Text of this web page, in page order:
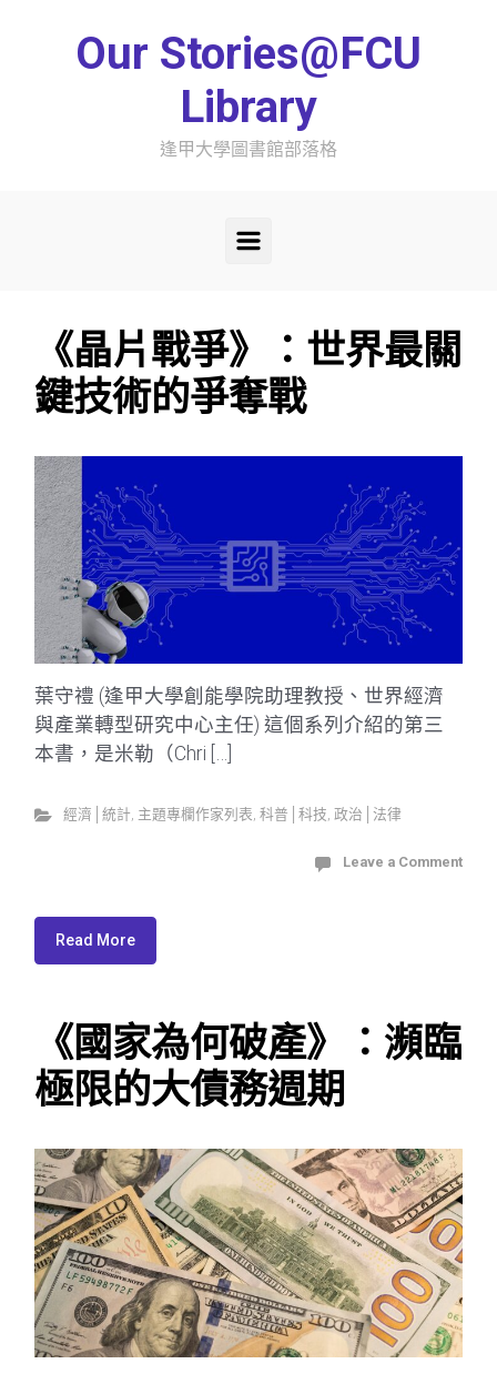
Our Stories@FCU
Library
逢甲大學圖書館部落格
《晶片戰爭》：世界最關
鍵技術的爭奪戰
葉守禮 (逢甲大學創能學院助理教授、世界經濟
與產業轉型研究中心主任) 這個系列介紹的第三
本書，是米勒（Chri […]
經濟│統計, 主題專欄作家列表, 科普│科技, 政治│法律
Leave a Comment
Read More
《國家為何破產》：瀕臨
極限的大債務週期